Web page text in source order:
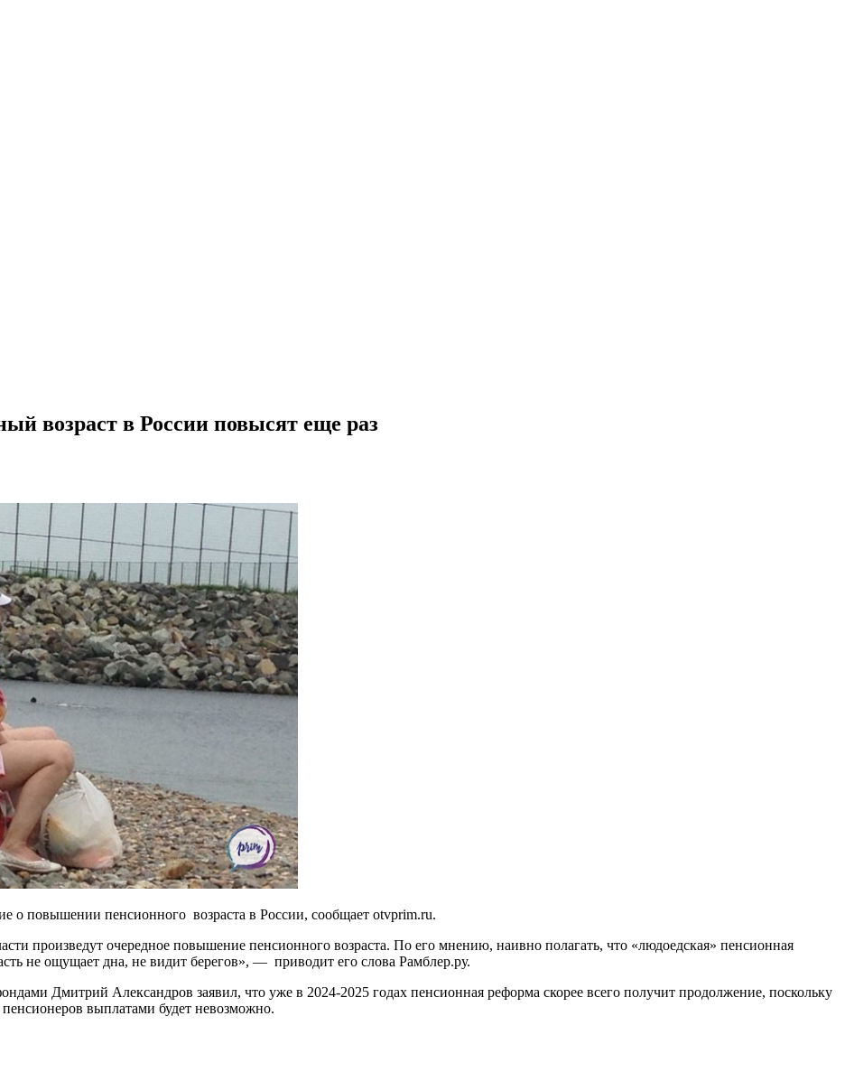
возраст в России повысят еще раз
о повышении пенсионного возраста в России, сообщает otvprim.ru.
произведут очередное повышение пенсионного возраста. По его мнению, наивно полагать, что «людоедская» пенсионная
не ощущает дна, не видит берегов», — приводит его слова Рамблер.ру.
Дмитрий Александров заявил, что уже в 2024-2025 годах пенсионная реформа скорее всего получит продолжение, поскольку
выплатами будет невозможно.